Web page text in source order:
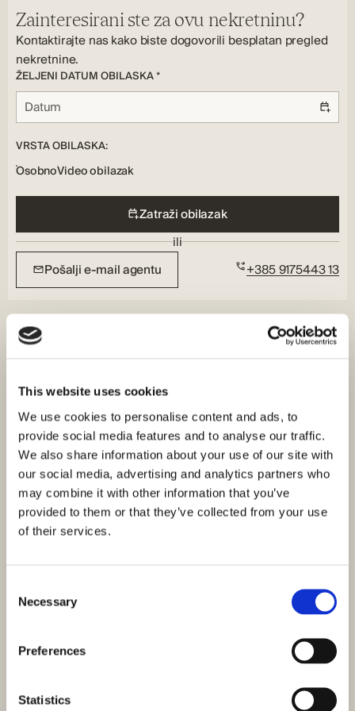
This website uses cookies
We use cookies to personalise content and ads, to
provide social media features and to analyse our traffic.
We also share information about your use of our site with
our social media, advertising and analytics partners who
may combine it with other information that you’ve
provided to them or that they’ve collected from your use
of their services.
Selection
Necessary
Preferences
Statistics
Vrsta grijanja:
Podno, Klima
Kuhinjski uređaji:
Ploča za kuhanje, hladnjak
Sigurnosne značajke:
Protuprovalni sustav
Spremište, Terasa, Parking
Zainteresirani ste za ovu nekretninu?
Kontaktirajte nas kako biste dogovorili besplatan pregled
nekretnine.
ŽELJENI DATUM OBILASKA *
VRSTA OBILASKA:
OsobnoVideo obilazak
Zatraži obilazak
ili
Pošalji e-mail agentu
+385 9175443 13